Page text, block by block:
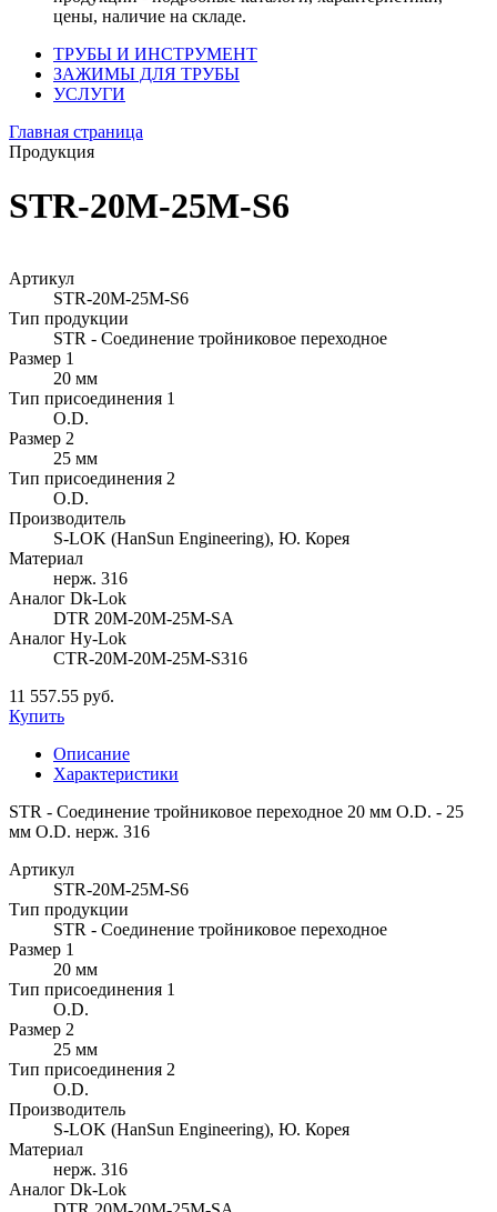
цены, наличие на складе.
ТРУБЫ И ИНСТРУМЕНТ
ЗАЖИМЫ ДЛЯ ТРУБЫ
УСЛУГИ
Главная страница
Продукция
STR-20M-25M-S6
Артикул
STR-20M-25M-S6
Тип продукции
STR - Соединение тройниковое переходное
Размер 1
20 мм
Тип присоединения 1
O.D.
Размер 2
25 мм
Тип присоединения 2
O.D.
Производитель
S-LOK (HanSun Engineering), Ю. Корея
Материал
нерж. 316
Аналог Dk-Lok
DTR 20M-20M-25M-SA
Аналог Hy-Lok
CTR-20M-20M-25M-S316
11 557.55 руб.
Купить
Описание
Характеристики
STR - Соединение тройниковое переходное 20 мм O.D. - 25
мм O.D. нерж. 316
Артикул
STR-20M-25M-S6
Тип продукции
STR - Соединение тройниковое переходное
Размер 1
20 мм
Тип присоединения 1
O.D.
Размер 2
25 мм
Тип присоединения 2
O.D.
Производитель
S-LOK (HanSun Engineering), Ю. Корея
Материал
нерж. 316
Аналог Dk-Lok